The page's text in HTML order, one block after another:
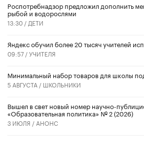
Роспотребнадзор предложил дополнить
рыбой и водорослями
13:30 / ДЕТИ
​Яндекс обучил более 20 тысяч учителей
09:57 /УЧИТЕЛЯ
Минимальный набор товаров для школы
5 АВГУСТА / ШКОЛЬНИКИ
Вышел в свет новый номер научно-
«Образовательная политика» № 2 (2026)
3 ИЮЛЯ / АНОНС